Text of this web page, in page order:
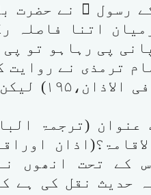
رسول ﷺ نے حضرت
اتنا فاصلہ
پی رہاہو تو پی
ترمذی نے روایت
کتاب الصلاۃ ، باب ماجاء فی
(ترجمۃ
کے تحت انھوں
حدیث نقل کی ہے